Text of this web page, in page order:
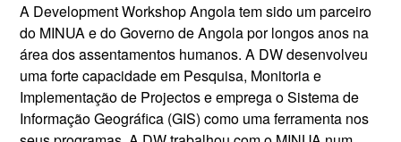
A Development Workshop Angola tem sido um parceiro
do MINUA e do Governo de Angola por longos anos na
área dos assentamentos humanos. A DW desenvolveu
uma forte capacidade em Pesquisa, Monitoria e
Implementação de Projectos e emprega o Sistema de
Informação Geográfica (GIS) como uma ferramenta nos